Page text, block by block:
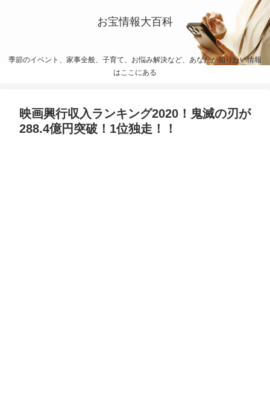
お宝情報大百科
季節のイベント、家事全般、子育て、お悩み解決など、あなたが知りたい情報
はここにある
映画興行収入ランキング2020！鬼滅の刃が
288.4億円突破！1位独走！！